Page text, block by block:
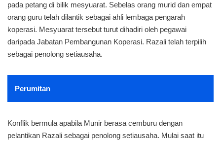
pada petang di bilik mesyuarat. Sebelas orang murid dan empat
orang guru telah dilantik sebagai ahli lembaga pengarah
koperasi. Mesyuarat tersebut turut dihadiri oleh pegawai
daripada Jabatan Pembangunan Koperasi. Razali telah terpilih
sebagai penolong setiausaha.
Perumitan
Konflik bermula apabila Munir berasa cemburu dengan
pelantikan Razali sebagai penolong setiausaha. Mulai saat itu